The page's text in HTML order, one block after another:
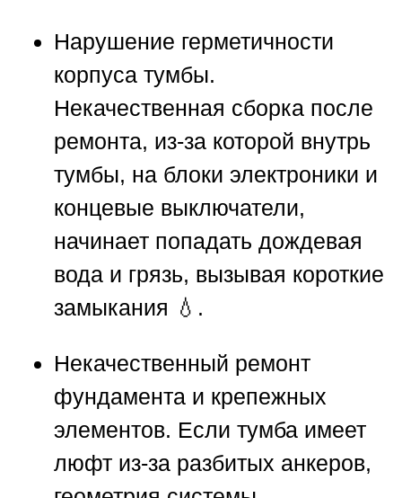
Нарушение герметичности
корпуса тумбы.
Некачественная сборка после
ремонта, из-за которой внутрь
тумбы, на блоки электроники и
концевые выключатели,
начинает попадать дождевая
вода и грязь, вызывая короткие
замыкания 💧.
Некачественный ремонт
фундамента и крепежных
элементов. Если тумба имеет
люфт из-за разбитых анкеров,